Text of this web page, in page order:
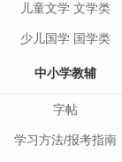
儿童文学 文学类
少儿国学 国学类
中小学教辅
字帖
学习方法/报考指南